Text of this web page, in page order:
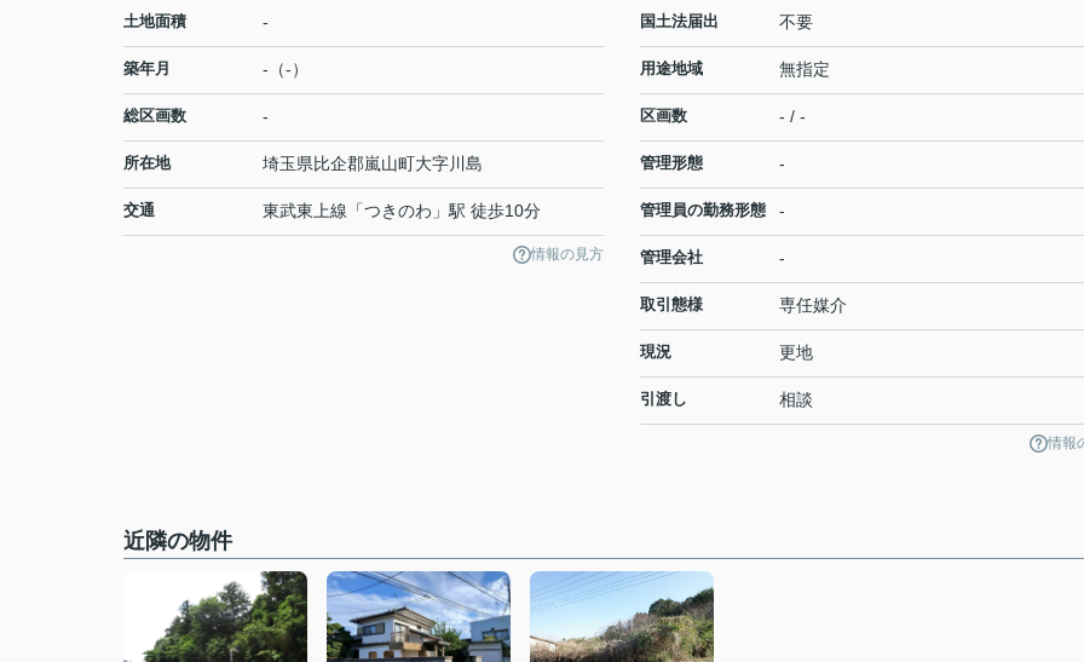
土地面積 -
築年月 -（-）
総区画数 -
所在地 埼玉県比企郡嵐山町大字川島
交通 東武東上線 「つきのわ 」駅 徒歩10分
情報の見方
国土法届出 不要
用途地域 無指定
区画数 - / -
管理形態 -
管理員の勤務形態 -
管理会社 -
取引態様 専任媒介
現況 更地
引渡し 相談
情報
近隣の物件